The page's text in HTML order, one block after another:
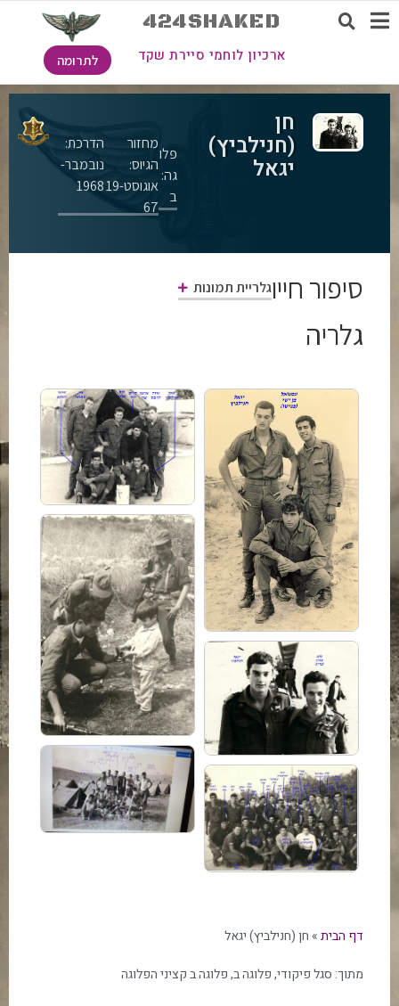
424SHAKED
ארכיון לוחמי סיירת שקד לתרומה
חן
(חנילביץ)
יגאל
פלו
גה:
ב
מחזור
הגיוס:
אוגוסט-19
67
הדרכת:
נובמבר-
1968
סיפור חייוגלריית תמונות
גלריה
דף הבית» חן (חנילביץ) יגאל
מתוך: סגל פיקודי,פלוגה ב,פלוגה ב קציני הפלוגה